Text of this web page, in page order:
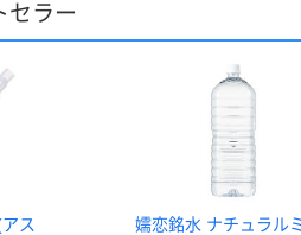
セラー
ス
嬬恋銘水 ナチュラル